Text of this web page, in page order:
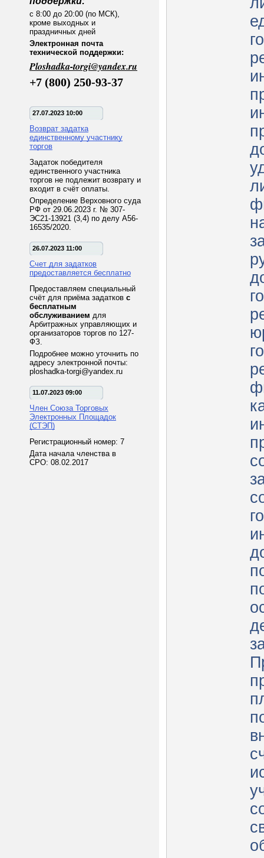
с 8:00 до 20:00 (по МСК),
кроме выходных и
праздничных дней
Электронная почта
технической поддержки:
Ploshadka-torgi@yandex.ru
+7 (800) 250-93-37
27.07.2023 10:00
Возврат задатка
единственному участнику
торгов
Задаток победителя
единственного участника
торгов не подлежит возврату и
входит в счёт оплаты.
Определение Верховного суда
РФ от 29.06.2023 г. № 307-
ЭС21-13921 (3,4) по делу А56-
16535/2020.
26.07.2023 11:00
Счет для задатков
предоставляется бесплатно
Предоставляем специальный
счёт для приёма задатков с
бесплатным
обслуживанием для
Арбитражных управляющих и
организаторов торгов по 127-
ФЗ.
Подробнее можно уточнить по
адресу электронной почты:
ploshadka-torgi@yandex.ru
11.07.2023 09:00
Член Союза Торговых
Электронных Площадок
(СТЭП)
Регистрационный номер: 7
Дата начала членства в
СРО: 08.02.2017